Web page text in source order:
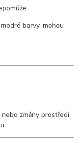
barvy, mohou
změny prostředí